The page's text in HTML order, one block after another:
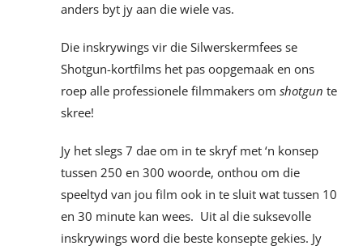
anders byt jy aan die wiele vas.
Die inskrywings vir die Silwerskermfees se
Shotgun-kortfilms het pas oopgemaak en ons
roep alle professionele filmmakers om shotgun te
skree!
Jy het slegs 7 dae om in te skryf met ‘n konsep
tussen 250 en 300 woorde, onthou om die
speeltyd van jou film ook in te sluit wat tussen 10
en 30 minute kan wees. Uit al die suksevolle
inskrywings word die beste konsepte gekies. Jy